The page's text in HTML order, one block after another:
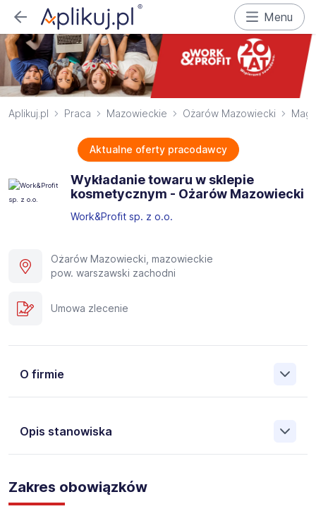
Menu
Aplikuj.pl Praca Mazowieckie Ożarów Mazowiecki
Aktualne oferty pracodawcy
Wykładanie towaru w sklepie
kosmetycznym - Ożarów Mazowiecki
Work&Profit sp. z o.o.
Ożarów Mazowiecki, mazowieckie
pow. warszawski zachodni
Umowa zlecenie
O firmie
Opis stanowiska
Pośrednictwa Pracy i Doradztwa Personalnego Work &
Profit jest obecnie jedną z największych niezależnych
polskich agencji zatrudnienia. W ciągu wielu lat naszej
Zakres obowiązków